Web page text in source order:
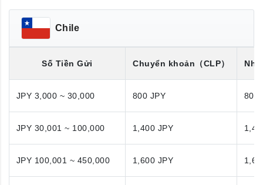
Chile
Số Tiền Gửi Chuyển khoản （CLP）
JPY 3,000 ~ 30,000 800 JPY 800
JPY 30,001 ~ 100,000 1,400 JPY
JPY 100,001 ~ 450,000 1,600 JPY